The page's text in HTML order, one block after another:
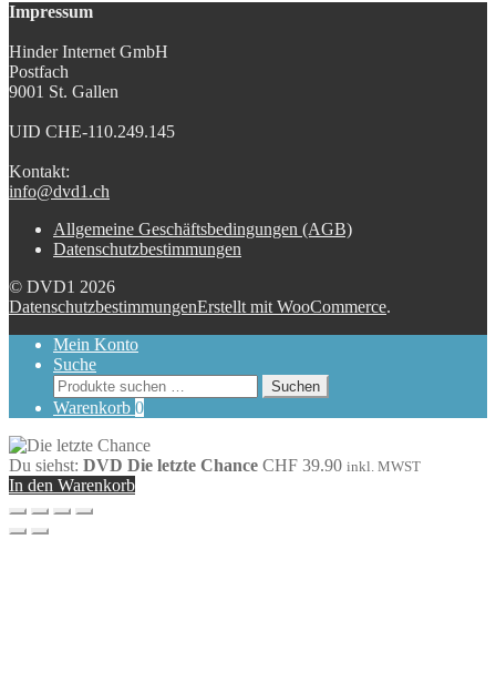
Impressum
Hinder Internet GmbH
Postfach
9001 St. Gallen
UID CHE-110.249.145
Kontakt:
info@dvd1.ch
Allgemeine Geschäftsbedingungen (AGB)
Datenschutzbestimmungen
© DVD1 2026
DatenschutzbestimmungenErstellt mit WooCommerce.
Mein Konto
Suche
Suchen
nach:
Suchen
Warenkorb 0
Du siehst: DVD Die letzte Chance CHF 39.90 inkl. MWST
In den Warenkorb